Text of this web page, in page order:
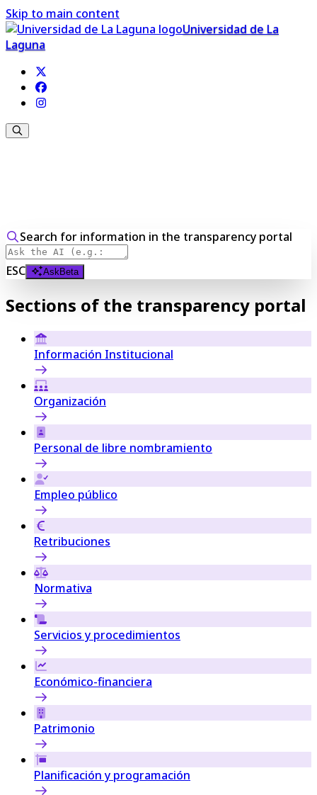
Skip to main content
Universidad de La
Laguna
Search for information in the transparency portal
ESC Ask Beta
Sections of the transparency portal
Información Institucional
Organización
Personal de libre nombramiento
Empleo público
Retribuciones
Normativa
Servicios y procedimientos
Económico-financiera
Patrimonio
Planificación y programación